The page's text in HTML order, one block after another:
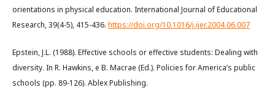
orientations in physical education. International Journal of Educational
Research, 39(4-5), 415-436. https://doi.org/10.1016/j.ijer.2004.06.007
Epstein, J.L. (1988). Effective schools or effective students: Dealing with
diversity. In R. Hawkins, e B. Macrae (Ed.). Policies for America’s public
schools (pp. 89-126). Ablex Publishing.